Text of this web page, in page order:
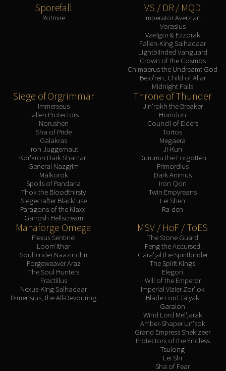
Sporefall
Rotmire
VS / DR / MQD
Imperator Averzian
Vorasius
Vaelgor & Ezzorak
Fallen-King Salhadaar
Lightblinded Vanguard
Crown of the Cosmos
Chimaerus the Undreamt God
Belo'ren, Child of Al'ar
Midnight Falls
Siege of Orgrimmar
Immerseus
Fallen Protectors
Norushen
Sha of Pride
Galakras
Iron Juggernaut
Kor'kron Dark Shaman
General Nazgrim
Malkorok
Spoils of Pandaria
Thok the Bloodthirsty
Siegecrafter Blackfuse
Paragons of the Klaxxi
Garrosh Hellscream
Throne of Thunder
Jin'rokh the Breaker
Horridon
Council of Elders
Tortos
Megaera
Ji-Kun
Durumu the Forgotten
Primordius
Dark Animus
Iron Qon
Twin Empyreans
Lei Shen
Ra-den
Manaforge Omega
Plexus Sentinel
Loom'ithar
Soulbinder Naazindhri
Forgeweaver Araz
The Soul Hunters
Fractillus
Nexus-King Salhadaar
Dimensius, the All-Devouring
MSV / HoF / ToES
The Stone Guard
Feng the Accursed
Gara'jal the Spiritbinder
The Spirit Kings
Elegon
Will of the Emperor
Imperial Vizier Zor'lok
Blade Lord Ta'yak
Garalon
Wind Lord Mel'jarak
Amber-Shaper Un'sok
Grand Empress Shek'zeer
Protectors of the Endless
Tsulong
Lei Shi
Sha of Fear